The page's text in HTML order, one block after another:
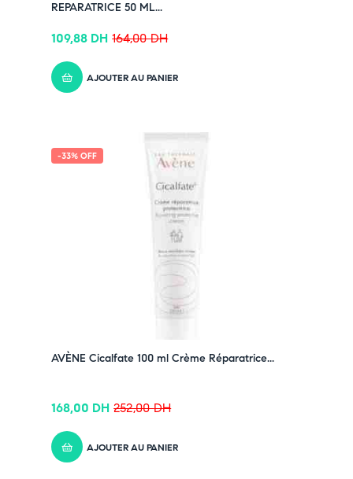
REPARATRICE 50 ML...
164,00DH
109,88 DH
AJOUTER AU PANIER
-33% OFF
AVÈNE Cicalfate 100 ml Crème Réparatrice...
252,00DH
168,00 DH
AJOUTER AU PANIER